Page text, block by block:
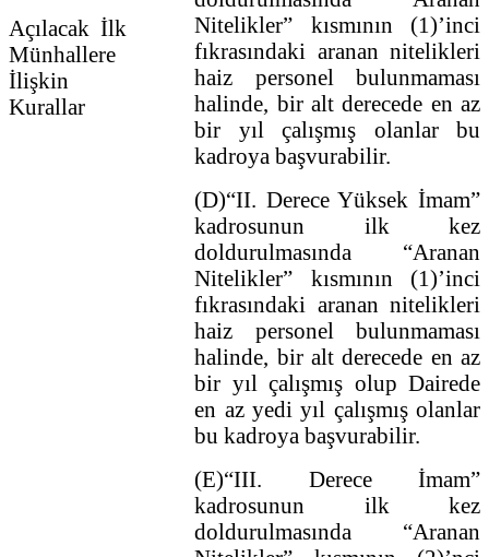
Açılacak İlk
Münhallere
İlişkin
Kurallar
Nitelikler” kısmının (1)’inci
fıkrasındaki aranan nitelikleri
haiz personel bulunmaması
halinde, bir alt derecede en az
bir yıl çalışmış olanlar bu
kadroya başvurabilir.
(D)“II. Derece Yüksek İmam”
kadrosunun ilk kez
doldurulmasında “Aranan
Nitelikler” kısmının (1)’inci
fıkrasındaki aranan nitelikleri
haiz personel bulunmaması
halinde, bir alt derecede en az
bir yıl çalışmış olup Dairede
en az yedi yıl çalışmış olanlar
bu kadroya başvurabilir.
(E)“III. Derece İmam”
kadrosunun ilk kez
doldurulmasında “Aranan